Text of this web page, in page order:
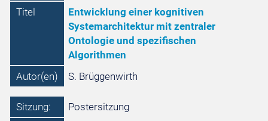
Titel
Entwicklung einer kognitiven
Systemarchitektur mit zentraler
Ontologie und spezifischen
Algorithmen
Autor(en)
S. Brüggenwirth
Sitzung:
Postersitzung